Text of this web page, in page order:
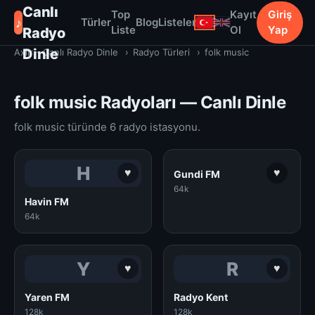
♪
Canlı
Radyo
Dinle
Türler
Top
Liste
BlogListeler
Kayıt
Ol
Giriş
Yap
Axiir - Canlı Radyo Dinle › Radyo Türleri › folk music
folk music Radyoları — Canlı Dinle
folk music türünde 6 radyo istasyonu.
♥
H
Havin FM
64k
♥
Gundi FM
64k
♥
Y
Yaren FM
128k
♥
R
Radyo Kent
128k